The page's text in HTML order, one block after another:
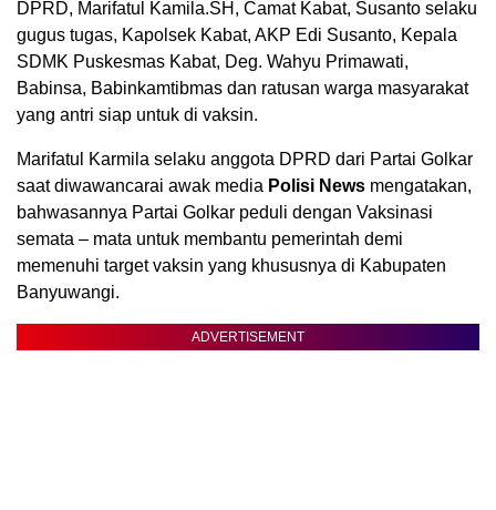
DPRD, Marifatul Kamila.SH, Camat Kabat, Susanto selaku
gugus tugas, Kapolsek Kabat, AKP Edi Susanto, Kepala
SDMK Puskesmas Kabat, Deg. Wahyu Primawati,
Babinsa, Babinkamtibmas dan ratusan warga masyarakat
yang antri siap untuk di vaksin.
Marifatul Karmila selaku anggota DPRD dari Partai Golkar
saat diwawancarai awak media Polisi News mengatakan,
bahwasannya Partai Golkar peduli dengan Vaksinasi
semata – mata untuk membantu pemerintah demi
memenuhi target vaksin yang khususnya di Kabupaten
Banyuwangi.
ADVERTISEMENT